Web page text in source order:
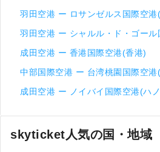
羽田空港 ー ロサンゼルス国際空港
羽田空港 ー シャルル・ド・ゴール
成田空港 ー 香港国際空港(香港)
中部国際空港 ー 台湾桃園国際空港
成田空港 ー ノイバイ国際空港(ハ
skyticket人気の国・地域